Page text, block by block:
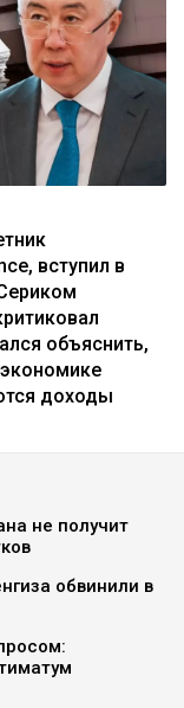
вступил в
объяснить,
доходы
не получит
обвинили в